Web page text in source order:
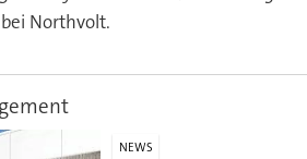
Northvolt.
NEWS